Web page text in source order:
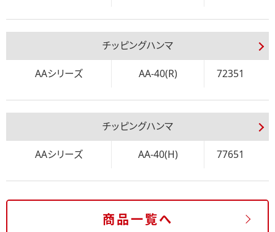
チッピングハンマ
AAシリーズ AA-40(R) 72351
チッピングハンマ
AAシリーズ AA-40(H) 77651
商品一覧へ